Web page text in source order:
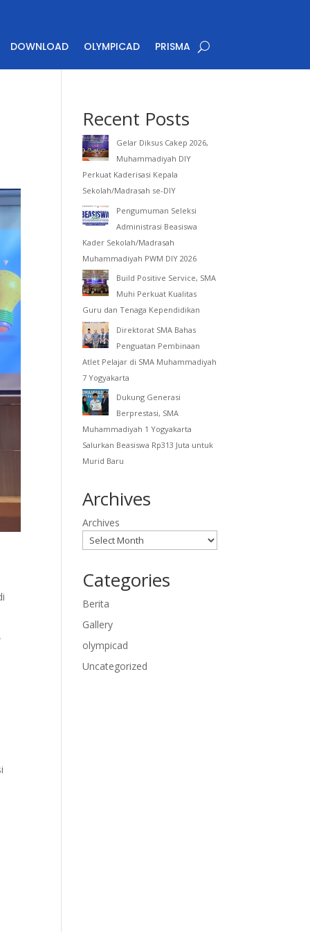
DOWNLOAD OLYMPICAD PRISMA
Recent Posts
Gelar Diksus Cakep 2026,
Muhammadiyah DIY
Perkuat Kaderisasi Kepala
Sekolah/Madrasah se-DIY
Pengumuman Seleksi
Administrasi Beasiswa
Kader Sekolah/Madrasah
Muhammadiyah PWM DIY 2026
Build Positive Service, SMA
Muhi Perkuat Kualitas
Guru dan Tenaga Kependidikan
Direktorat SMA Bahas
Penguatan Pembinaan
Atlet Pelajar di SMA Muhammadiyah
7 Yogyakarta
Dukung Generasi
Berprestasi, SMA
Muhammadiyah 1 Yogyakarta
Salurkan Beasiswa Rp313 Juta untuk
Murid Baru
Archives
Archives
Categories
Berita
Gallery
olympicad
Uncategorized